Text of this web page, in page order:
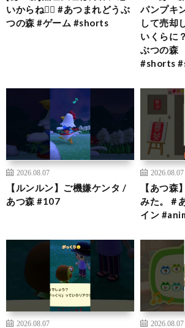
いからね🙂‍↕️ #あつまれどうぶ
つの森 #ゲーム #shorts
パンプキ
して売却
いくらに
ぶつの
#shorts
2026.08.07
【ルンルン】ご機嫌ケンタ /
あつ森 #107
2026.08.07
【あつ森
みた。＃
イン
2026.08.07 2026.08.07